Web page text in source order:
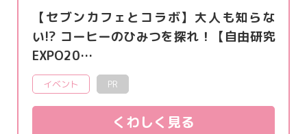
【セブンカフェとコラボ】大人も知らな
い!? コーヒーのひみつを探れ！【自由研究
EXPO20…
イベント PR
くわしく見る